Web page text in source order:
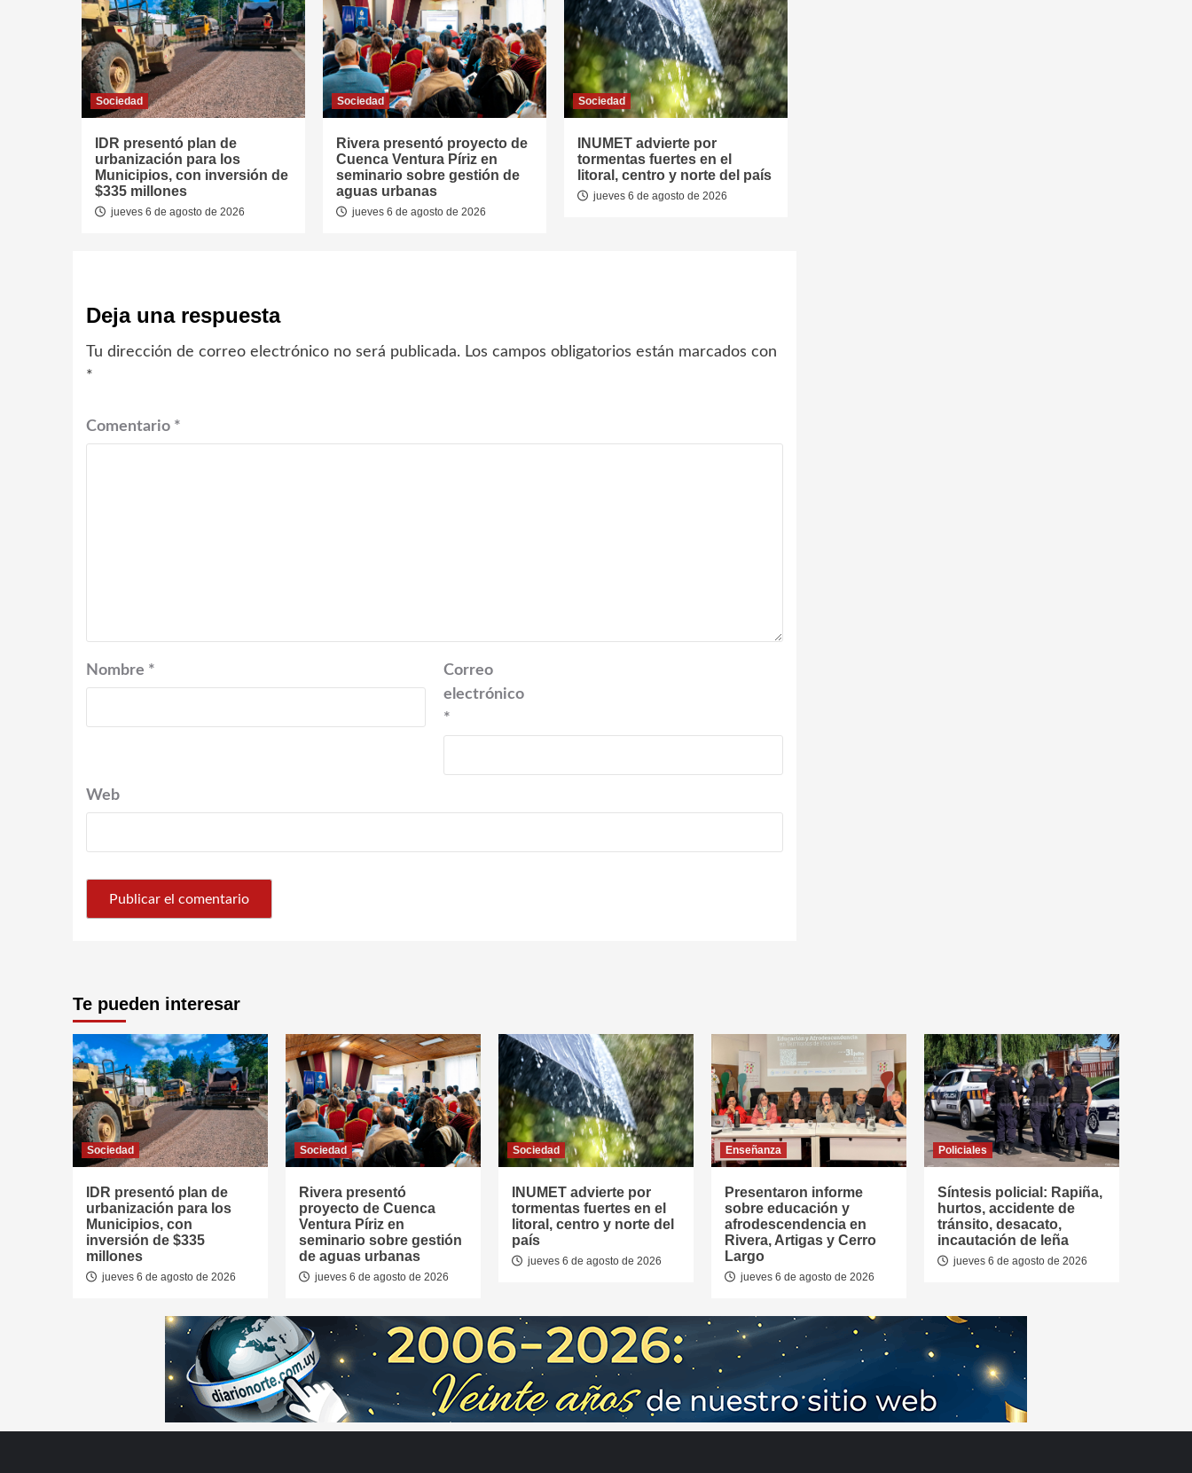
Sociedad
IDR presentó plan de
urbanización para los
Municipios, con inversión de
$335 millones
jueves 6 de agosto de 2026
Sociedad
Rivera presentó proyecto de
Cuenca Ventura Píriz en
seminario sobre gestión de
aguas urbanas
jueves 6 de agosto de 2026
Sociedad
INUMET advierte por
tormentas fuertes en el
litoral, centro y norte del país
jueves 6 de agosto de 2026
Deja una respuesta
Tu dirección de correo electrónico no será publicada. Los campos obligatorios están marcados con
*
Comentario *
Nombre *
Correo
electrónico
*
Web
Te pueden interesar
Sociedad
IDR presentó plan de
urbanización para los
Municipios, con
inversión de $335
millones
jueves 6 de agosto de 2026
Sociedad
Rivera presentó
proyecto de Cuenca
Ventura Píriz en
seminario sobre gestión
de aguas urbanas
jueves 6 de agosto de 2026
Sociedad
INUMET advierte por
tormentas fuertes en el
litoral, centro y norte del
país
jueves 6 de agosto de 2026
Enseñanza
Presentaron informe
sobre educación y
afrodescendencia en
Rivera, Artigas y Cerro
Largo
jueves 6 de agosto de 2026
Policiales
Síntesis policial: Rapiña,
hurtos, accidente de
tránsito, desacato,
incautación de leña
jueves 6 de agosto de 2026